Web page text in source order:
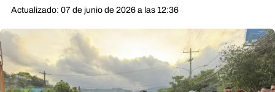
Actualizado: 07 de junio de 2026 a las 12:36